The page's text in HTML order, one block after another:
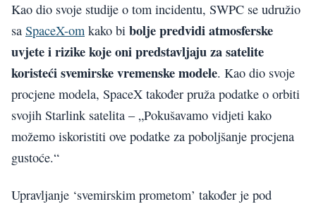
Kao dio svoje studije o tom incidentu, SWPC se udružio
sa SpaceX-om kako bi bolje predvidi atmosferske
uvjete i rizike koje oni predstavljaju za satelite
koristeći svemirske vremenske modele. Kao dio svoje
procjene modela, SpaceX također pruža podatke o orbiti
svojih Starlink satelita – „Pokušavamo vidjeti kako
možemo iskoristiti ove podatke za poboljšanje procjena
gustoće.“
Upravljanje ‘svemirskim prometom’ također je pod